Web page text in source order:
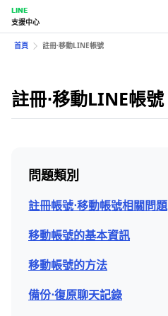
LINE
支援中心
首頁 註冊⋅移動LINE帳號
註冊⋅移動LINE帳號
問題類別
註冊帳號⋅移動帳號相關問題
移動帳號的基本資訊
移動帳號的方法
備份⋅復原聊天記錄